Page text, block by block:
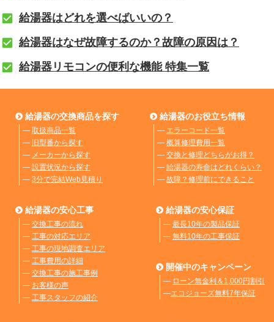
給湯器はどれを選べばいいの？
給湯器はなぜ故障するのか？故障の原因は？
給湯器リモコンの便利な機能 特集一覧
給湯器の交換商品を探す
― 取扱商品一覧
― 旧型番から探す
― メーカーから探す
― 設置状況から探す
― 3分で完結Web見積り
給湯器のお役立ち情報
― エラーコード一覧
― 概算修理費用一覧
― 交換と修理どちらがお得？
― 給湯器の寿命はどれくらい？
― 故障？修理前にできること
給湯器の安心工事
― 交換工事の流れ
― 工事の対応エリア
― 工事の現地調査エリア
― 工事費用の詳細
― 交換工事の施工事例
― お客様の声
― 工事スタッフの紹介
給湯器の安心保証
― 最長10年の製品保証
― 無料10年の工事保証
開催中のキャンペーン
― ローン無金利＆1,000円割引
―エコジョーズ無料7年保証